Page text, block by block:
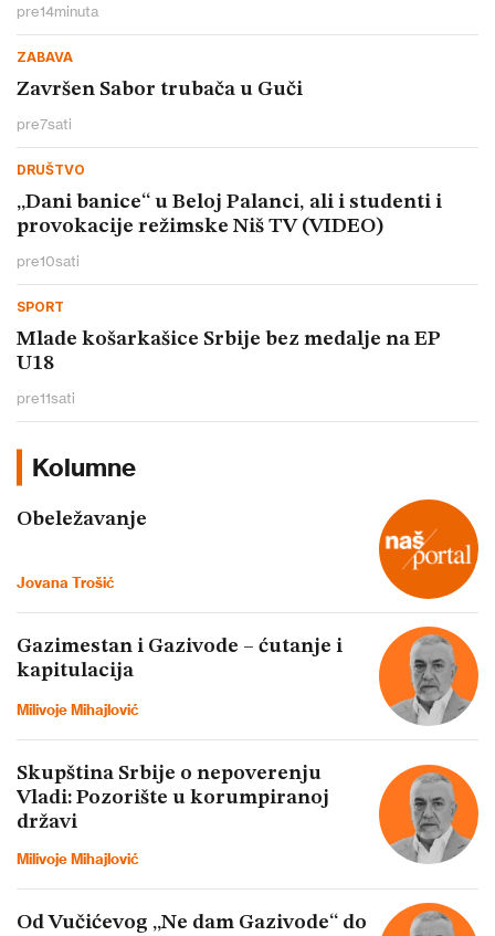
pre14minuta
ZABAVA
Završen Sabor trubača u Guči
pre7sati
DRUŠTVO
„Dani banice“ u Beloj Palanci, ali i studenti i
provokacije režimske Niš TV (VIDEO)
pre10sati
SPORT
Mlade košarkašice Srbije bez medalje na EP
U18
pre11sati
Kolumne
Obeležavanje
Jovana Trošić
Gazimestan i Gazivode – ćutanje i
kapitulacija
Milivoje Mihajlović
Skupština Srbije o nepoverenju
Vladi: Pozorište u korumpiranoj
državi
Milivoje Mihajlović
Od Vučićevog „Ne dam Gazivode“ do